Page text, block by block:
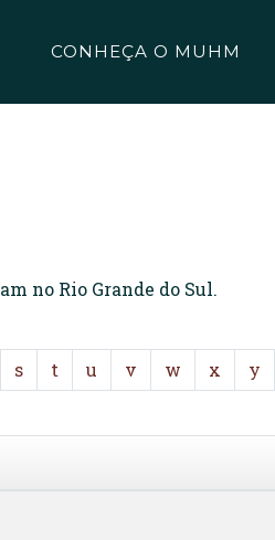
CONHEÇA O MUHM
no Rio Grande do Sul.
s t u v w x y